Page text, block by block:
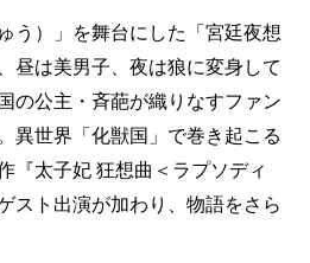
う）」を舞台にした「宮廷夜想
昼は美男子、夜は狼に変身して
の公主・斉葩が織りなすファン
異世界「化獣国」で巻き起こる
『太子妃 狂想曲＜ラプソディ
スト出演が加わり、物語をさら